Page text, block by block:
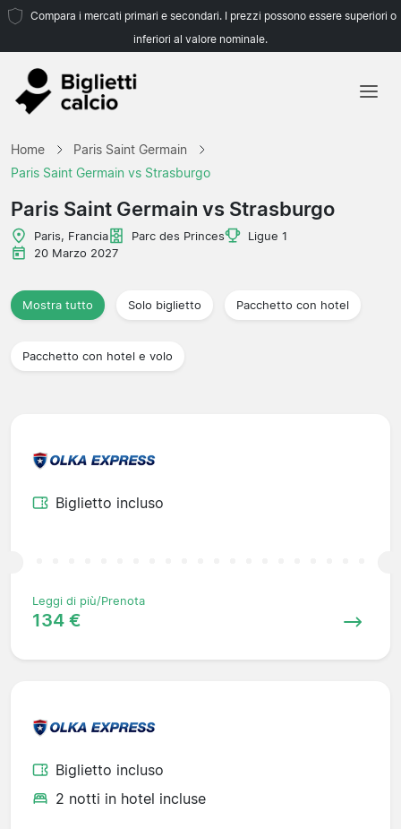
Compara i mercati primari e secondari. I prezzi possono essere superiori o
inferiori al valore nominale.
Squadre
Campionati
Agenzie di viaggio
Home
Paris Saint Germain
Paris Saint Germain vs Strasburgo
Paris Saint Germain vs Strasburgo
Paris, Francia Parc des Princes
Ligue 1
20 Marzo 2027
Mostra tutto Solo biglietto Pacchetto con hotel
Pacchetto con hotel e volo
Biglietto incluso
Leggi di più/Prenota
134 €
Biglietto incluso
2 notti in hotel incluse